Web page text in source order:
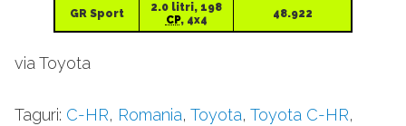
GR Sport
2.0 litri, 198
CP, 4x4 48.922
via Toyota
Taguri: C-HR, Romania, Toyota, Toyota C-HR,